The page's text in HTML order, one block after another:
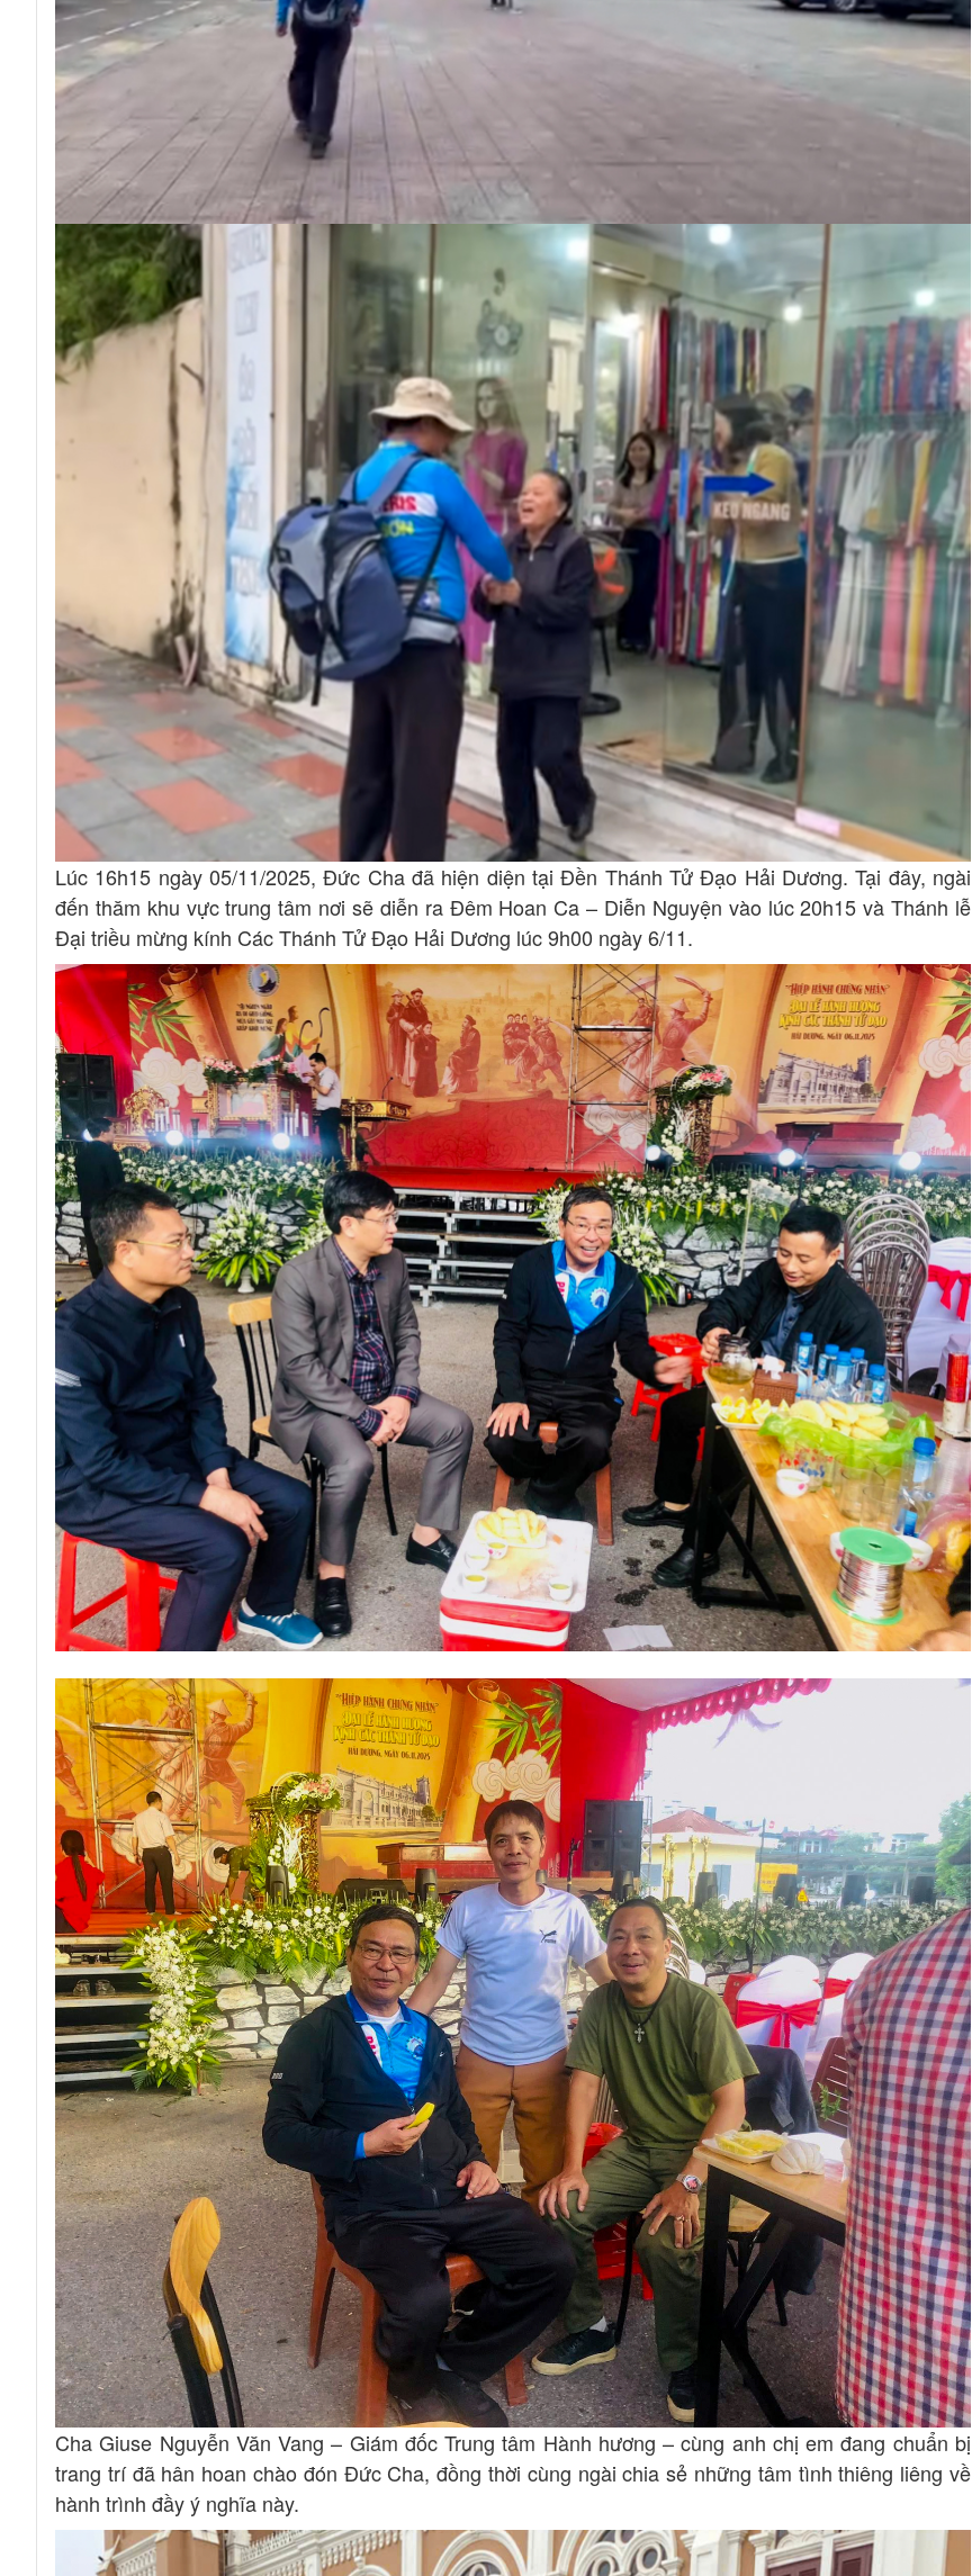
Lúc 16h15 ngày 05/11/2025, Đức Cha đã hiện diện tại Đền Thánh Tử Đạo Hải Dương. Tại đây, ngài
đến thăm khu vực trung tâm nơi sẽ diễn ra Đêm Hoan Ca – Diễn Nguyện vào lúc 20h15 và Thánh lễ
Đại triều mừng kính Các Thánh Tử Đạo Hải Dương lúc 9h00 ngày 6/11.
Cha Giuse Nguyễn Văn Vang – Giám đốc Trung tâm Hành hương – cùng anh chị em đang chuẩn bị
trang trí đã hân hoan chào đón Đức Cha, đồng thời cùng ngài chia sẻ những tâm tình thiêng liêng về
hành trình đầy ý nghĩa này.